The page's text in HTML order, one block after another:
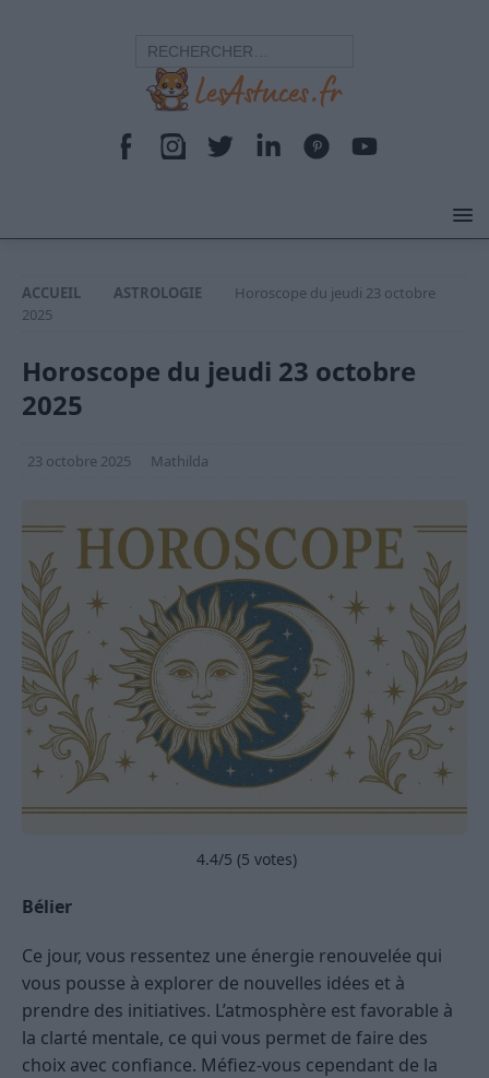
ACCUEIL ASTROLOGIE
Horoscope du jeudi 23 octobre
2025
Horoscope du jeudi 23 octobre
2025
23 octobre 2025 Mathilda
4.4/5 (5 votes)
Bélier
Ce jour, vous ressentez une énergie renouvelée qui
vous pousse à explorer de nouvelles idées et à
prendre des initiatives. L’atmosphère est favorable à
la clarté mentale, ce qui vous permet de faire des
choix avec confiance. Méfiez-vous cependant de la